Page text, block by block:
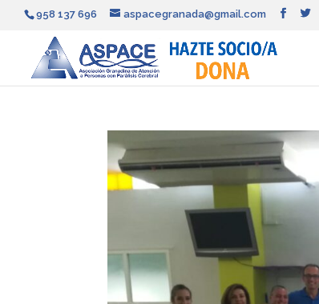
958 137 696 aspacegranada@gmail.com